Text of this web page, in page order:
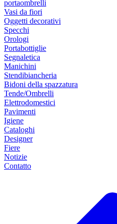
portaombrelli
Vasi da fiori
Oggetti decorativi
Specchi
Orologi
Portabottiglie
Segnaletica
Manichini
Stendibiancheria
Bidoni della spazzatura
Tende/Ombrelli
Elettrodomestici
Pavimenti
Igiene
Cataloghi
Designer
Fiere
Notizie
Contatto